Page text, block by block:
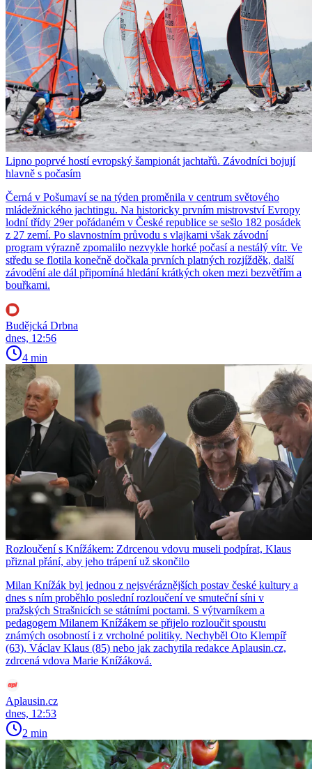
Lipno poprvé hostí evropský šampionát jachtařů. Závodníci bojují
hlavně s počasím
Černá v Pošumaví se na týden proměnila v centrum světového
mládežnického jachtingu. Na historicky prvním mistrovství Evropy
lodní třídy 29er pořádaném v České republice se sešlo 182 posádek
z 27 zemí. Po slavnostním průvodu s vlajkami však závodní
program výrazně zpomalilo nezvykle horké počasí a nestálý vítr. Ve
středu se flotila konečně dočkala prvních platných rozjížděk, další
závodění ale dál připomíná hledání krátkých oken mezi bezvětřím a
bouřkami.
Budějcká Drbna
dnes, 12:56
4 min
Rozloučení s Knížákem: Zdrcenou vdovu museli podpírat, Klaus
přiznal přání, aby jeho trápení už skončilo
Milan Knížák byl jednou z nejsvéráznějších postav české kultury a
dnes s ním proběhlo poslední rozloučení ve smuteční síni v
pražských Strašnicích se státními poctami. S výtvarníkem a
pedagogem Milanem Knížákem se přijelo rozloučit spoustu
známých osobností i z vrcholné politiky. Nechyběl Oto Klempíř
(63), Václav Klaus (85) nebo jak zachytila redakce Aplausin.cz,
zdrcená vdova Marie Knížáková.
Aplausin.cz
dnes, 12:53
2 min